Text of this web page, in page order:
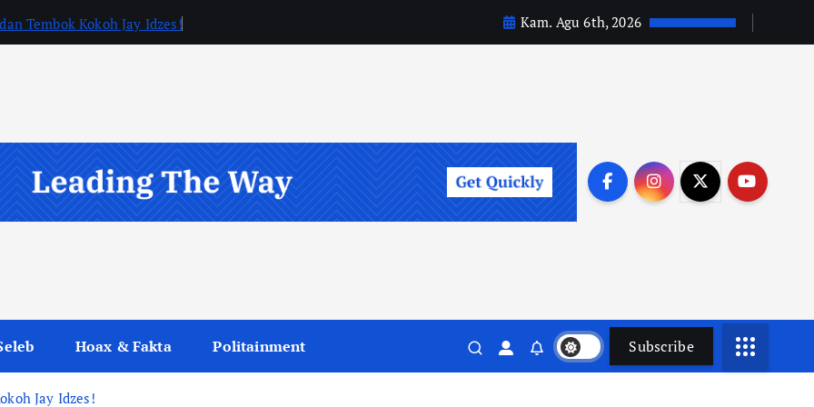
Tembok Kokoh Jay Idzes! Kam. Agu 6th, 2026
Hoax & Fakta Politainment Subscribe
Jay Idzes!